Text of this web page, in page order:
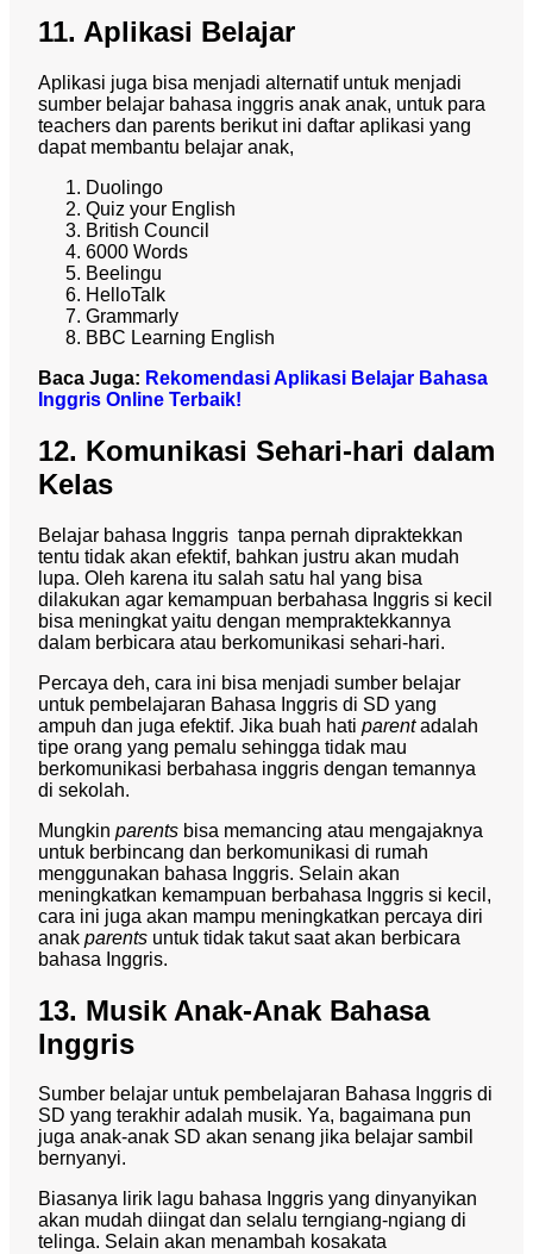
11. Aplikasi Belajar
Aplikasi juga bisa menjadi alternatif untuk menjadi
sumber belajar bahasa inggris anak anak, untuk para
teachers dan parents berikut ini daftar aplikasi yang
dapat membantu belajar anak,
Duolingo
Quiz your English
British Council
6000 Words
Beelingu
HelloTalk
Grammarly
BBC Learning English
Baca Juga: Rekomendasi Aplikasi Belajar Bahasa
Inggris Online Terbaik!
12. Komunikasi Sehari-hari dalam
Kelas
Belajar bahasa Inggris tanpa pernah dipraktekkan
tentu tidak akan efektif, bahkan justru akan mudah
lupa. Oleh karena itu salah satu hal yang bisa
dilakukan agar kemampuan berbahasa Inggris si kecil
bisa meningkat yaitu dengan mempraktekkannya
dalam berbicara atau berkomunikasi sehari-hari.
Percaya deh, cara ini bisa menjadi sumber belajar
untuk pembelajaran Bahasa Inggris di SD yang
ampuh dan juga efektif. Jika buah hati parentadalah
tipe orang yang pemalu sehingga tidak mau
berkomunikasi berbahasa inggris dengan temannya
di sekolah.
Mungkin parents bisa memancing atau mengajaknya
untuk berbincang dan berkomunikasi di rumah
menggunakan bahasa Inggris. Selain akan
meningkatkan kemampuan berbahasa Inggris si kecil,
cara ini juga akan mampu meningkatkan percaya diri
anak parents untuk tidak takut saat akan berbicara
bahasa Inggris.
13. Musik Anak-Anak Bahasa
Inggris
Sumber belajar untuk pembelajaran Bahasa Inggris di
SD yang terakhir adalah musik. Ya, bagaimana pun
juga anak-anak SD akan senang jika belajar sambil
bernyanyi.
Biasanya lirik lagu bahasa Inggris yang dinyanyikan
akan mudah diingat dan selalu terngiang-ngiang di
telinga. Selain akan menambah kosakata